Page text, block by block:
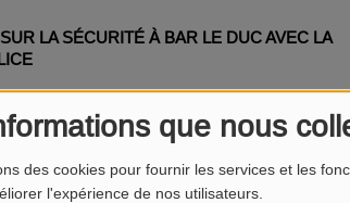
que nous
des cookies pour fournir les services et les
l'expérience de nos utilisateurs.
LA SÉCURITÉ À BAR LE DUC AVEC LA
LES PRIX DES ENTRÉES DES PARCS À